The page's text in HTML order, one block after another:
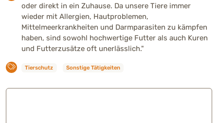
oder direkt in ein Zuhause. Da unsere Tiere immer
wieder mit Allergien, Hautproblemen,
Mittelmeerkrankheiten und Darmparasiten zu kämpfen
haben, sind sowohl hochwertige Futter als auch Kuren
und Futterzusätze oft unerlässlich."
Tierschutz Sonstige Tätigkeiten